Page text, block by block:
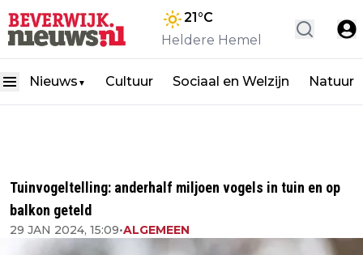
21°C
Heldere Hemel
Nieuws ▼ Cultuur Sociaal en Welzijn Natuur
Tuinvogeltelling: anderhalf miljoen vogels in tuin en op
balkon geteld
29 JAN 2024, 15:09•ALGEMEEN